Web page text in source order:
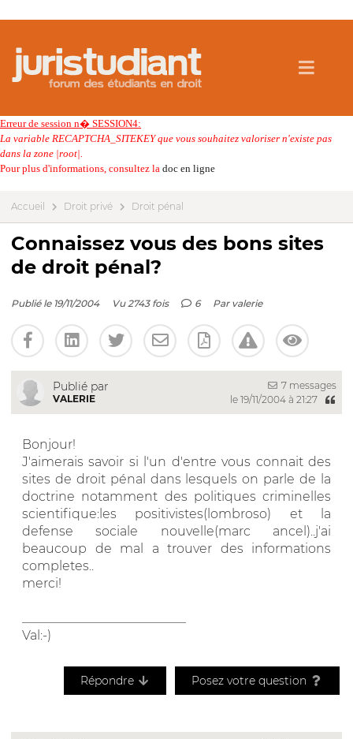
Erreur de session n� SESSION4:
La variable RECAPTCHA_SITEKEY que vous souhaitez valoriser n'existe pas
dans la zone |root|.
Pour plus d'informations, consultez la doc en ligne
Accueil Droit privé Droit pénal
Connaissez vous des bons sites
de droit pénal?
Publié le 19/11/2004 Vu 2743 fois 6 Par valerie
Publié par
VALERIE
7 messages
le 19/11/2004 à 21:27
Bonjour!
J'aimerais savoir si l'un d'entre vous connait des
sites de droit pénal dans lesquels on parle de la
doctrine notamment des politiques criminelles
scientifique:les positivistes(lombroso) et la
defense sociale nouvelle(marc ancel)..j'ai
beaucoup de mal a trouver des informations
completes..
merci!
Val:-)
Répondre Posez votre question